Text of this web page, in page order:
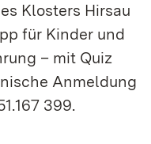
Klosters Hirsau
für Kinder und
– mit Quiz
Anmeldung
399.